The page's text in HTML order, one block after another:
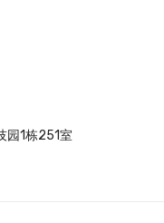
园1栋251室